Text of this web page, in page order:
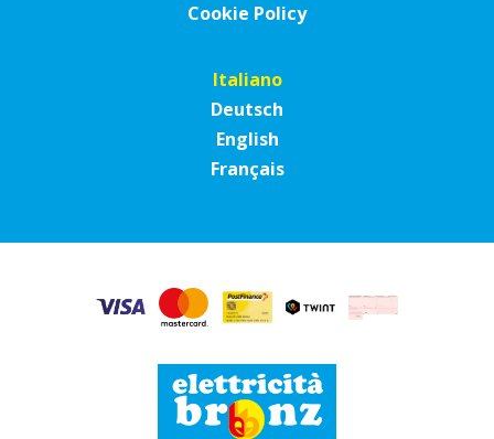
Cookie Policy
Italiano
Deutsch
English
Français